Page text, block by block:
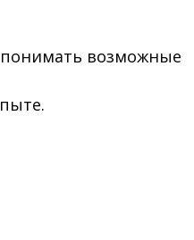
понимать возможные